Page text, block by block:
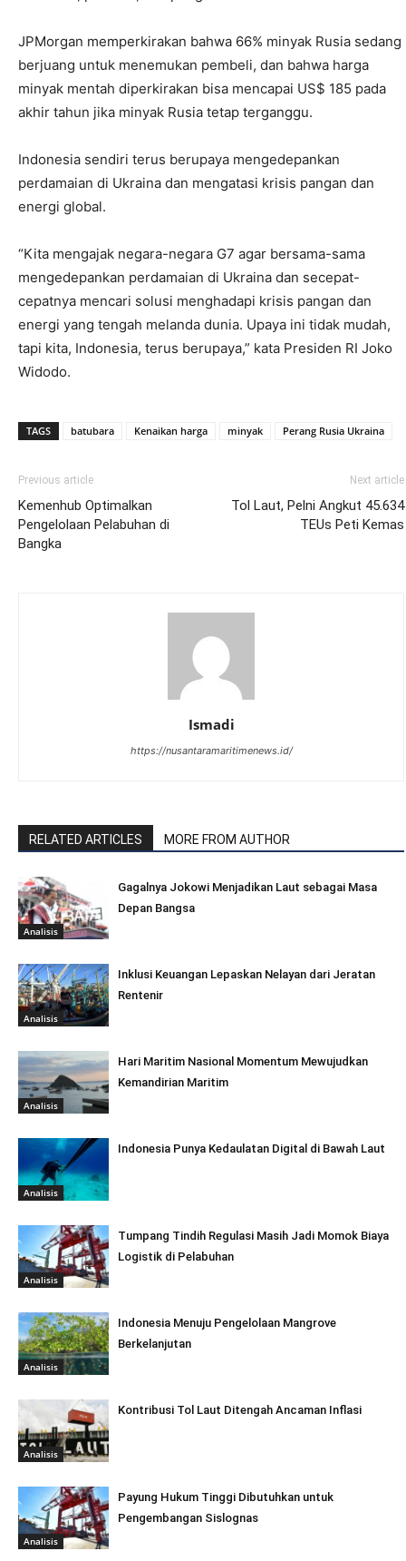
JPMorgan memperkirakan bahwa 66% minyak Rusia sedang
berjuang untuk menemukan pembeli, dan bahwa harga
minyak mentah diperkirakan bisa mencapai US$ 185 pada
akhir tahun jika minyak Rusia tetap terganggu.
Indonesia sendiri terus berupaya mengedepankan
perdamaian di Ukraina dan mengatasi krisis pangan dan
energi global.
“Kita mengajak negara-negara G7 agar bersama-sama
mengedepankan perdamaian di Ukraina dan secepat-
cepatnya mencari solusi menghadapi krisis pangan dan
energi yang tengah melanda dunia. Upaya ini tidak mudah,
tapi kita, Indonesia, terus berupaya,” kata Presiden RI Joko
Widodo.
TAGS batubara Kenaikan harga minyak Perang Rusia Ukraina
Previous article
Kemenhub Optimalkan
Pengelolaan Pelabuhan di
Bangka
Next article
Tol Laut, Pelni Angkut 45.634
TEUs Peti Kemas
Ismadi
https://nusantaramaritimenews.id/
RELATED ARTICLES MORE FROM AUTHOR
Analisis
Gagalnya Jokowi Menjadikan Laut sebagai Masa
Depan Bangsa
Analisis
Inklusi Keuangan Lepaskan Nelayan dari Jeratan
Rentenir
Analisis
Hari Maritim Nasional Momentum Mewujudkan
Kemandirian Maritim
Analisis
Indonesia Punya Kedaulatan Digital di Bawah Laut
Analisis
Tumpang Tindih Regulasi Masih Jadi Momok Biaya
Logistik di Pelabuhan
Analisis
Indonesia Menuju Pengelolaan Mangrove
Berkelanjutan
Analisis
Kontribusi Tol Laut Ditengah Ancaman Inflasi
Analisis
Payung Hukum Tinggi Dibutuhkan untuk
Pengembangan Sislognas